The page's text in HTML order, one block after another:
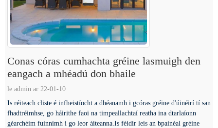
Conas córas cumhachta gréine lasmuigh den
eangach a mhéadú don bhaile
le admin ar 22-01-10
Is réiteach cliste é infheistíocht a dhéanamh i gcóras gréine d'úinéirí tí san
fhadtréimhse, go háirithe faoi na timpeallachtaí reatha ina dtarlaíonn
géarchéim fuinnimh i go leor áiteanna.Is féidir leis an bpainéal gréine